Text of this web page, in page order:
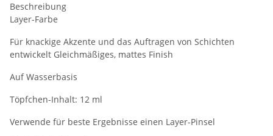
Beschreibung
Layer-Farbe
Für knackige Akzente und das Auftragen von Schichten
entwickelt Gleichmäßiges, mattes Finish
Auf Wasserbasis
Töpfchen-Inhalt: 12 ml
Verwende für beste Ergebnisse einen Layer-Pinsel